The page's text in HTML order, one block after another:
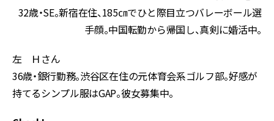
32歳・SE。新宿在住、185㎝でひと際目立つバレーボール選
手顔。中国転勤から帰国し、真剣に婚活中。
左 Ｈさん
36歳・銀行勤務。渋谷区在住の元体育会系ゴルフ部。好感が
持てるシンプル服はGAP。彼女募集中。